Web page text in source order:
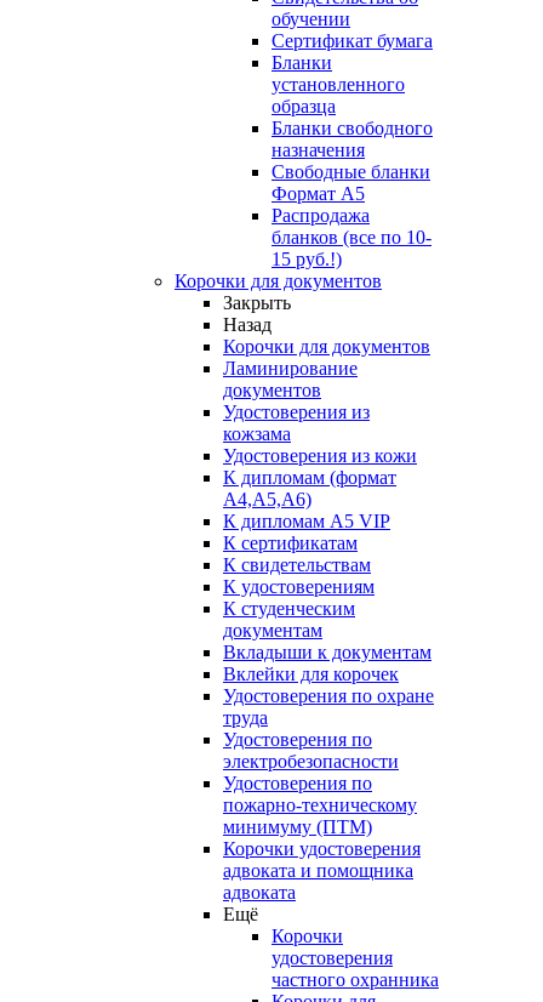
обучении
Сертификат бумага
Бланки
установленного
образца
Бланки свободного
назначения
Свободные бланки
Формат А5
Распродажа
бланков (все по 10-
15 руб.!)
Корочки для документов
Закрыть
Назад
Корочки для документов
Ламинирование
документов
Удостоверения из
кожзама
Удостоверения из кожи
К дипломам (формат
А4,А5,А6)
К дипломам А5 VIP
К сертификатам
К свидетельствам
К удостоверениям
К студенческим
документам
Вкладыши к документам
Вклейки для корочек
Удостоверения по охране
труда
Удостоверения по
электробезопасности
Удостоверения по
пожарно-техническому
минимуму (ПТМ)
Корочки удостоверения
адвоката и помощника
адвоката
Ещё
Корочки
удостоверения
частного охранника